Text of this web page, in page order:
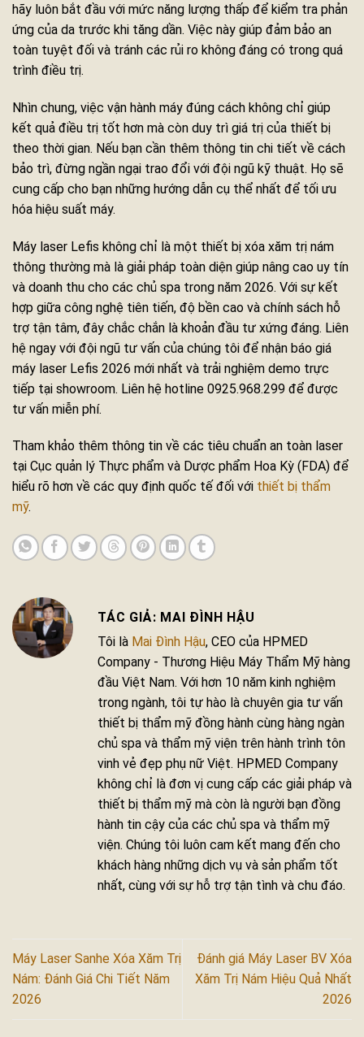
hãy luôn bắt đầu với mức năng lượng thấp để kiểm tra phản
ứng của da trước khi tăng dần. Việc này giúp đảm bảo an
toàn tuyệt đối và tránh các rủi ro không đáng có trong quá
trình điều trị.
Nhìn chung, việc vận hành máy đúng cách không chỉ giúp
kết quả điều trị tốt hơn mà còn duy trì giá trị của thiết bị
theo thời gian. Nếu bạn cần thêm thông tin chi tiết về cách
bảo trì, đừng ngần ngại trao đổi với đội ngũ kỹ thuật. Họ sẽ
cung cấp cho bạn những hướng dẫn cụ thể nhất để tối ưu
hóa hiệu suất máy.
Máy laser Lefis không chỉ là một thiết bị xóa xăm trị nám
thông thường mà là giải pháp toàn diện giúp nâng cao uy tín
và doanh thu cho các chủ spa trong năm 2026. Với sự kết
hợp giữa công nghệ tiên tiến, độ bền cao và chính sách hỗ
trợ tận tâm, đây chắc chắn là khoản đầu tư xứng đáng. Liên
hệ ngay với đội ngũ tư vấn của chúng tôi để nhận báo giá
máy laser Lefis 2026 mới nhất và trải nghiệm demo trực
tiếp tại showroom. Liên hệ hotline 0925.968.299 để được
tư vấn miễn phí.
Tham khảo thêm thông tin về các tiêu chuẩn an toàn laser
tại Cục quản lý Thực phẩm và Dược phẩm Hoa Kỳ (FDA) để
hiểu rõ hơn về các quy định quốc tế đối với thiết bị thẩm
mỹ.
MAI ĐÌNH HẬU
Tôi là Mai Đình Hậu, CEO của HPMED
Company - Thương Hiệu Máy Thẩm Mỹ hàng
đầu Việt Nam. Với hơn 10 năm kinh nghiệm
trong ngành, tôi tự hào là chuyên gia tư vấn
thiết bị thẩm mỹ đồng hành cùng hàng ngàn
chủ spa và thẩm mỹ viện trên hành trình tôn
vinh vẻ đẹp phụ nữ Việt. HPMED Company
không chỉ là đơn vị cung cấp các giải pháp và
thiết bị thẩm mỹ mà còn là người bạn đồng
hành tin cậy của các chủ spa và thẩm mỹ
viện. Chúng tôi luôn cam kết mang đến cho
khách hàng những dịch vụ và sản phẩm tốt
nhất, cùng với sự hỗ trợ tận tình và chu đáo.
Máy Laser Sanhe Xóa Xăm Trị
Nám: Đánh Giá Chi Tiết Năm
2026
Đánh giá Máy Laser BV Xóa
Xăm Trị Nám Hiệu Quả Nhất
2026